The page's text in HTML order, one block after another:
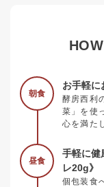
朝食
お手軽に
酵房西利
菜」を使
心を満た
昼食
手軽に健
レ20g》
個包装食